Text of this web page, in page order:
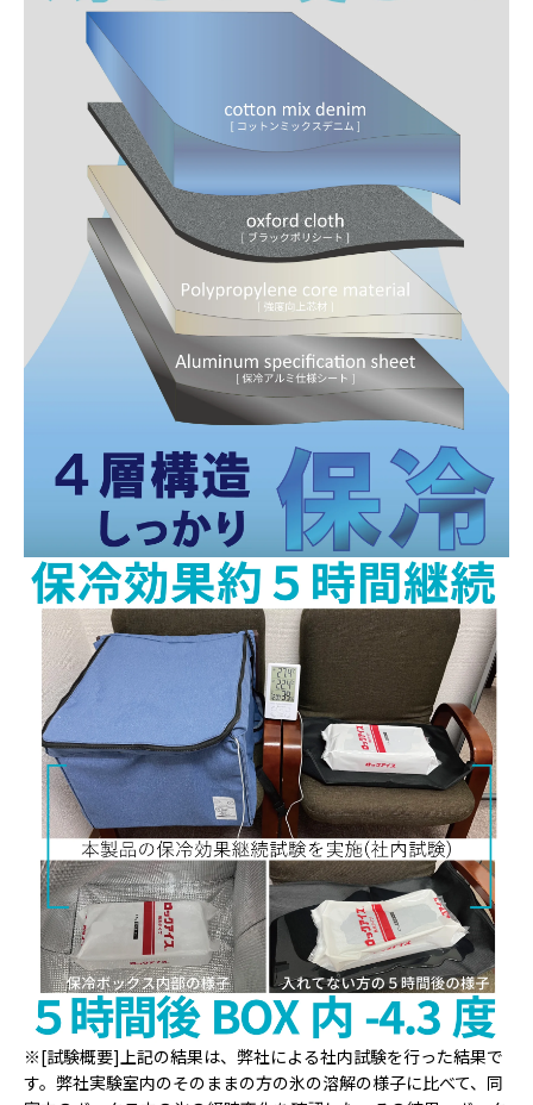
※[試験概要]上記の結果は、弊社による社内試験を行った結果で
す。弊社実験室内のそのままの方の氷の溶解の様子に比べて、同